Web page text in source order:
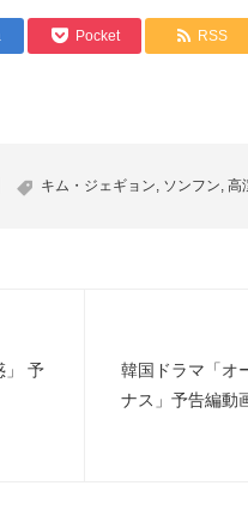
Pocket RSS
キム・ジェギョン, ソンフン, 高
」 予
韓国ドラマ「オ
ナス」予告編動